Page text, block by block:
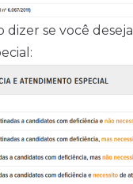
dizer se você deseja